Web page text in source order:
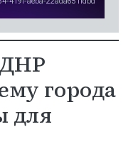
города
для